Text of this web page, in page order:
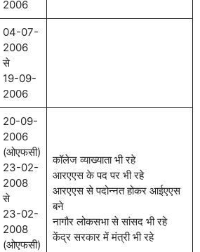
2006
04-07-
2006
से
19-09-
2006
20-09-
2006
(ओएफसी)
23-02-
2008
से
23-02-
2008
(ओएफसी)
कॉलेज व्याख्याता भी रहे
आरएएस के पद पर भी रहे
आरएएस से पदोन्नत होकर आईएएस
बने
नागौर लोकसभा से सांसद भी रहे
केंद्र सरकार में मंत्री भी रहे